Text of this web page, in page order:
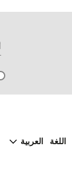
اللغة العربية